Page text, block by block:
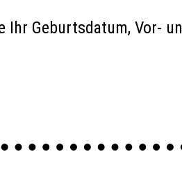
Ihr Geburtsdatum, Vor-